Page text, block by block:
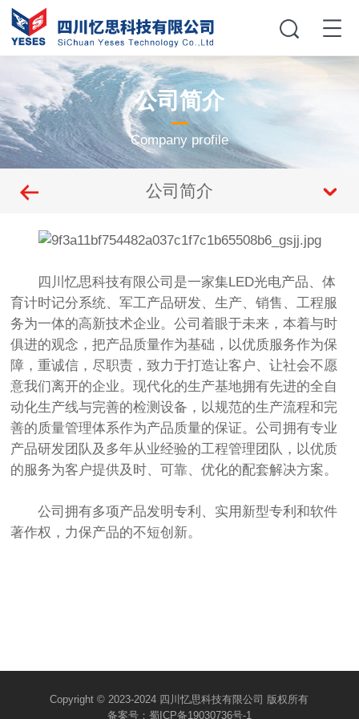
公司简介
Company profile
公司简介
四川忆思科技有限公司是一家集LED光电产品、体
育计时记分系统、军工产品研发、生产、销售、工程服
务为一体的高新技术企业。公司着眼于未来，本着与时
俱进的观念，把产品质量作为基础，以优质服务作为保
障，重诚信，尽职责，致力于打造让客户、让社会不愿
意我们离开的企业。现代化的生产基地拥有先进的全自
动化生产线与完善的检测设备，以规范的生产流程和完
善的质量管理体系作为产品质量的保证。公司拥有专业
产品研发团队及多年从业经验的工程管理团队，以优质
的服务为客户提供及时、可靠、优化的配套解决方案。
公司拥有多项产品发明专利、实用新型专利和软件
著作权，力保产品的不短创新。
Copyright © 2023-2024 四川忆思科技有限公司 版权所有
备案号： 蜀ICP备19030736号-1